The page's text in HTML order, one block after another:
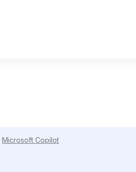
Microsoft Copilot